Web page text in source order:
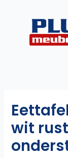
wit